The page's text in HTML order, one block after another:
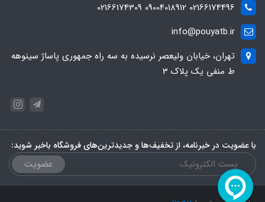
02166174496 09004018912 02166174309
info@pouyatb.ir
تهران، خیابان ولیعصر نرسیده به سه راه جمهوری پاساژ سینوهه
ط منفی یک پلاک 3
با عضویت در خبرنامه، از تخفیف‌ها و جدیدترین‌های فروشگاه باخبر شوید:
عضویت